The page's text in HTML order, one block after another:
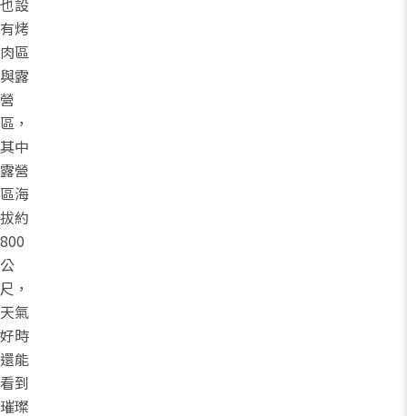
有烤
肉區
與露
營
區，
其中
露營
區海
拔約
800
公
尺，
天氣
好時
還能
看到
璀璨